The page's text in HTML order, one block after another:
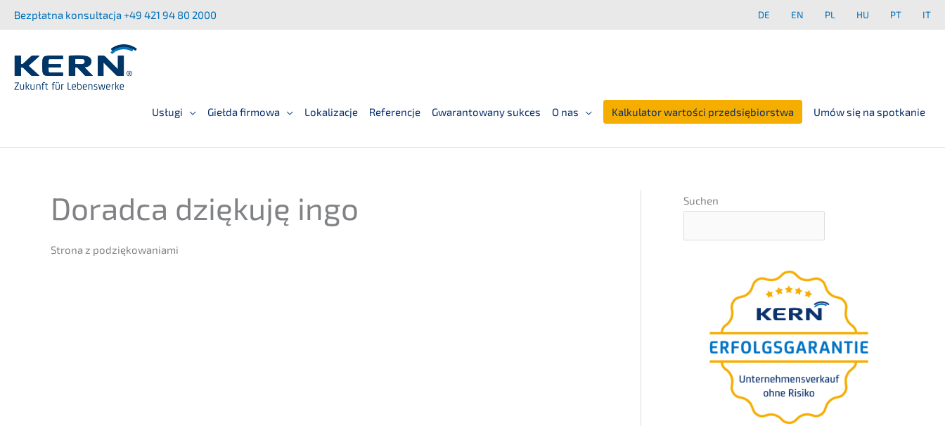
treści
Bezpłat­na konsult­ac­ja +49 421 94 80 2000 DE EN PL HU PT IT
Usługi Giełda firmowa Lokalizacje Referencje Gwarantowany sukces O nas Kalkulator wartości przedsiębiorstwa Umów się na spotkanie
Dorad­ca dzięku­ję ingo
Strona z podziękowaniami
Suchen